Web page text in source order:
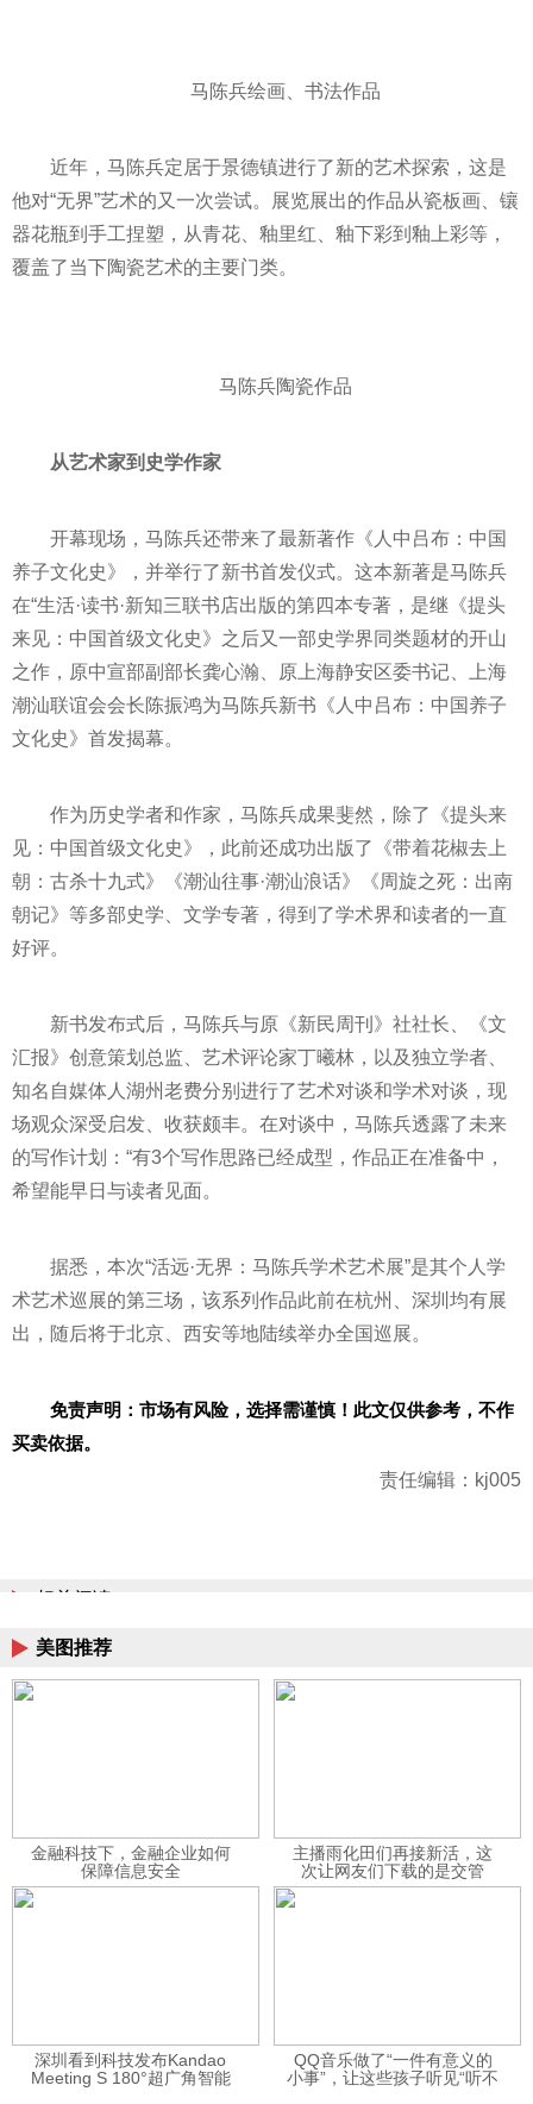
马陈兵绘画、书法作品
近年，马陈兵定居于景德镇进行了新的艺术探索，这是
他对“无界”艺术的又一次尝试。展览展出的作品从瓷板画、镶
器花瓶到手工捏塑，从青花、釉里红、釉下彩到釉上彩等，
覆盖了当下陶瓷艺术的主要门类。
马陈兵陶瓷作品
从艺术家到史学作家
开幕现场，马陈兵还带来了最新著作《人中吕布：中国
养子文化史》，并举行了新书首发仪式。这本新著是马陈兵
在“生活·读书·新知三联书店出版的第四本专著，是继《提头
来见：中国首级文化史》之后又一部史学界同类题材的开山
之作，原中宣部副 部长龚心瀚、原上海静安区委书记 、上海
潮汕联谊会会长陈振鸿为马陈兵新书《人中吕布：中国养子
文化史》首发揭幕。
作为历史学者和作家，马陈兵成果斐然，除了《提头来
见：中国首级文化史》，此前还成功出版了《带着花椒去上
朝：古杀十九式》《潮汕往事·潮汕浪话》《周旋之死：出南
朝记》等多部史学、文学专著，得到了学术界和读者的一直
好评。
新书发布式后，马陈兵与原《新民周刊》社社长、《文
汇报》创意策划总监、艺术评论家丁曦林，以及独立学者、
知名自媒体人湖州老费分别进行了艺术对谈和学术对谈，现
场观众深受启发、收获颇丰。在对谈中，马陈兵透露了未来
的写作计划：“有3个写作思路已经成型，作品正在准备中，
希望能早日与读者见面。
据悉，本次“活远·无界：马陈兵学术艺术展”是其个人学
术艺术巡展的第三场，该系列作品此前在杭州、深圳均有展
出，随后将于北京、西安等地陆续举办全国巡展。
免责声明：市场有风险，选择需谨慎！此文仅供参考，不作
买卖依据。
责任编辑：kj005
相关阅读
美图推荐
金融科技下，金融企业如何
保障信息安全
主播雨化田们再接新活，这
次让网友们下载的是交管
12123APP
深圳看到科技发布Kandao
Meeting S 180°超广角智能
QQ音乐做了“一件有意义的
小事”，让这些孩子听见“听不